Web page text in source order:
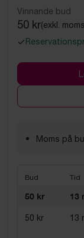
Vinnande bud
50 kr(exkl.
Moms på
Bud Tid
50 kr 13
50 kr 13